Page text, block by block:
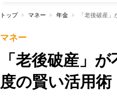
トップ マネー 年金 「老後破産
マネー
「老後破産」
度の賢い活用術